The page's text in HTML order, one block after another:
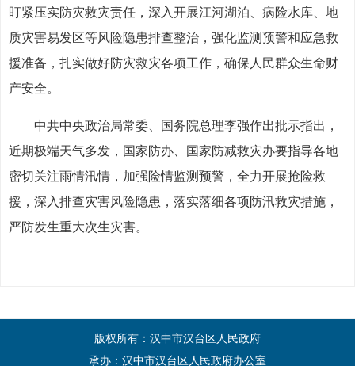
盯紧压实防灾救灾责任，深入开展江河湖泊、病险水库、地
质灾害易发区等风险隐患排查整治，强化监测预警和应急救
援准备，扎实做好防灾救灾各项工作，确保人民群众生命财
产安全。
中共中央政治局常委、国务院总理李强作出批示指出，
近期极端天气多发，国家防办、国家防减救灾办要指导各地
密切关注雨情汛情，加强险情监测预警，全力开展抢险救
援，深入排查灾害风险隐患，落实落细各项防汛救灾措施，
严防发生重大次生灾害。
版权所有：汉中市汉台区人民政府
承办：汉中市汉台区人民政府办公室